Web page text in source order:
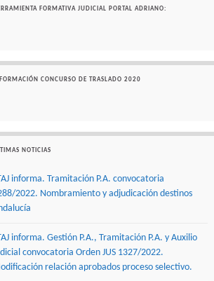
FORMATIVA JUDICIAL PORTAL ADRIANO:
CONCURSO DE TRASLADO 2020
NOTICIAS
informa. Tramitación P.A. convocatoria
2022. Nombramiento y adjudicación destinos
informa. Gestión P.A., Tramitación P.A. y Auxilio
convocatoria Orden JUS 1327/2022.
relación aprobados proceso selectivo.